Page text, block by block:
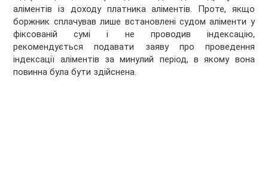
аліментів із доходу платника аліментів. Проте, якщо
боржник сплачував лише встановлені судом аліменти у
фіксованій сумі і не проводив індексацію,
рекомендується подавати заяву про проведення
індексації аліментів за минулий період, в якому вона
повинна була бути здійснена.